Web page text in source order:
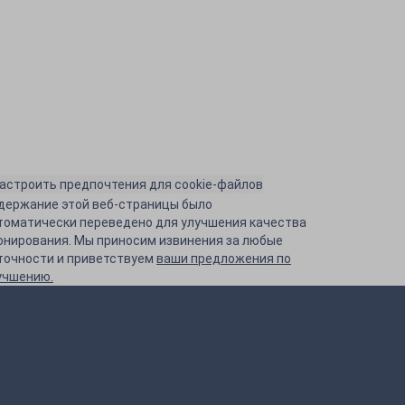
предпочтения для cookie-файлов
этой веб-страницы было
переведено для улучшения качества
Мы приносим извинения за любые
и приветствуем ваши предложения по